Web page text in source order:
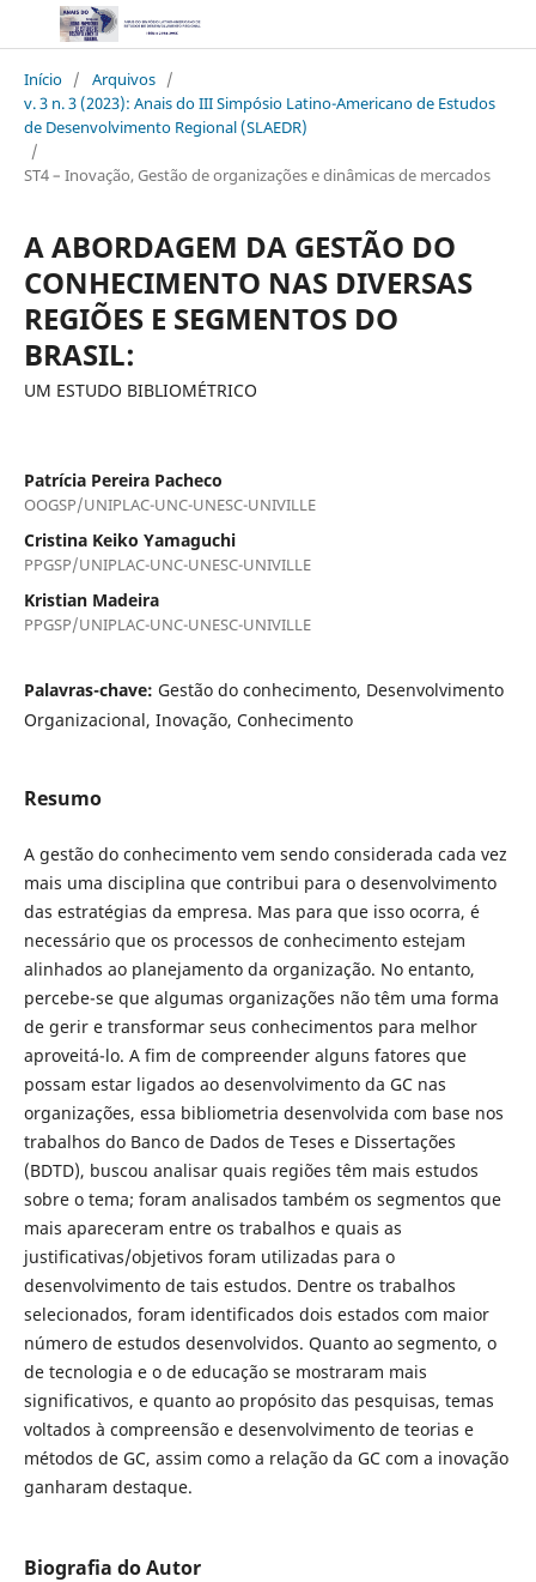
Início / Arquivos /
v. 3 n. 3 (2023): Anais do III Simpósio Latino-Americano de Estudos
de Desenvolvimento Regional (SLAEDR)
/
ST4 – Inovação, Gestão de organizações e dinâmicas de mercados
A ABORDAGEM DA GESTÃO DO
CONHECIMENTO NAS DIVERSAS
REGIÕES E SEGMENTOS DO
BRASIL:
UM ESTUDO BIBLIOMÉTRICO
Patrícia Pereira Pacheco
OOGSP/UNIPLAC-UNC-UNESC-UNIVILLE
Cristina Keiko Yamaguchi
PPGSP/UNIPLAC-UNC-UNESC-UNIVILLE
Kristian Madeira
PPGSP/UNIPLAC-UNC-UNESC-UNIVILLE
Palavras-chave: Gestão do conhecimento, Desenvolvimento
Organizacional, Inovação, Conhecimento
Resumo
A gestão do conhecimento vem sendo considerada cada vez
mais uma disciplina que contribui para o desenvolvimento
das estratégias da empresa. Mas para que isso ocorra, é
necessário que os processos de conhecimento estejam
alinhados ao planejamento da organização. No entanto,
percebe-se que algumas organizações não têm uma forma
de gerir e transformar seus conhecimentos para melhor
aproveitá-lo. A fim de compreender alguns fatores que
possam estar ligados ao desenvolvimento da GC nas
organizações, essa bibliometria desenvolvida com base nos
trabalhos do Banco de Dados de Teses e Dissertações
(BDTD), buscou analisar quais regiões têm mais estudos
sobre o tema; foram analisados também os segmentos que
mais apareceram entre os trabalhos e quais as
justificativas/objetivos foram utilizadas para o
desenvolvimento de tais estudos. Dentre os trabalhos
selecionados, foram identificados dois estados com maior
número de estudos desenvolvidos. Quanto ao segmento, o
de tecnologia e o de educação se mostraram mais
significativos, e quanto ao propósito das pesquisas, temas
voltados à compreensão e desenvolvimento de teorias e
métodos de GC, assim como a relação da GC com a inovação
ganharam destaque.
Biografia do Autor